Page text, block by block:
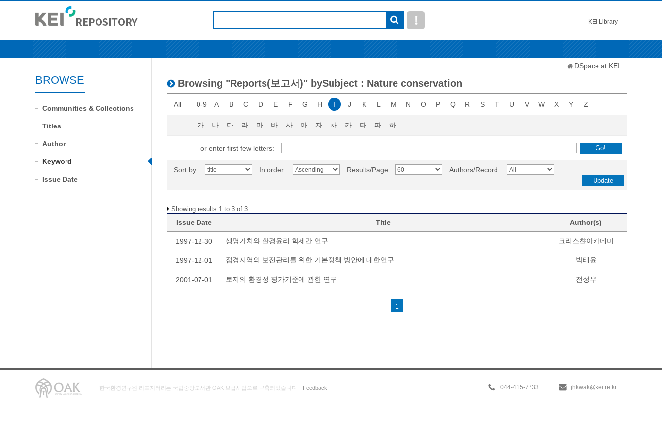
KEI Library
BROWSE
Communities & Collections
Titles
Author
Keyword
Issue Date
DSpace at KEI
Browsing "Reports(보고서)" bySubject : Nature conservation
All 0-9 A B C D E F G H I J K L M N O P Q R S T U V W X Y Z
가 나 다 라 마 바 사 아 자 차 카 타 파 하
or enter first few letters:
Sort by: In order: Results/Page Authors/Record:
Showing results 1 to 3 of 3
Issue Date Title Author(s)
1997-12-30 생명가치와 환경윤리 학제간 연구 크리스챤아카데미
1997-12-01 접경지역의 보전관리를 위한 기본정책 방안에 대한연구 박태윤
2001-07-01 토지의 환경성 평가기준에 관한 연구 전성우
1
044-415-7733 jhkwak@kei.re.kr
한국환경연구원 리포지터리는 국립중앙도서관 OAK 보급사업으로 구축되었습니다. Feedback